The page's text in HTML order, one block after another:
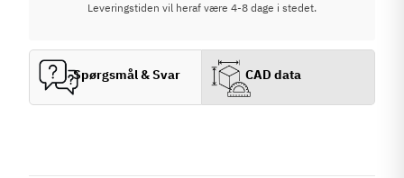
Leveringstiden vil heraf være 4-8 dage i stedet.
Spørgsmål & Svar CAD data